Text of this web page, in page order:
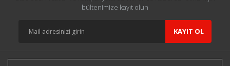
bültenimize kayıt olun
KAYIT OL